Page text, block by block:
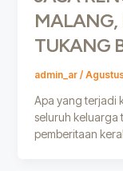
MALANG,
TUKANG
admin_ar /
Apa yang terjadi
seluruh keluarga
pemberitaan